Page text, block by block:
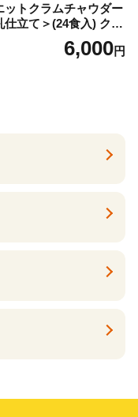
ットクラムチャウダー
仕立て＞(24食入) クラ
ウダー 豆乳 ダイエッ
プ プロテイン たんぱ
6,000円